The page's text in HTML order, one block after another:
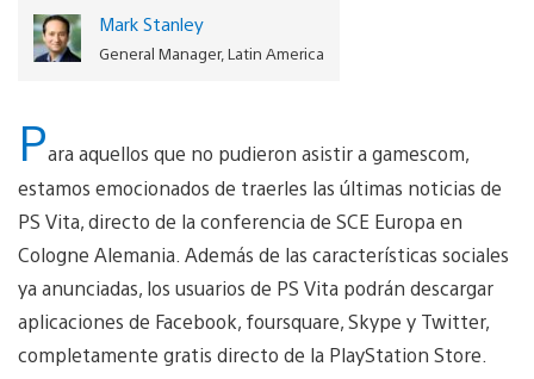
Mark Stanley
General Manager, Latin America
Para aquellos que no pudieron asistir a gamescom,
estamos emocionados de traerles las últimas noticias de
PS Vita, directo de la conferencia de SCE Europa en
Cologne Alemania. Además de las características sociales
ya anunciadas, los usuarios de PS Vita podrán descargar
aplicaciones de Facebook, foursquare, Skype y Twitter,
completamente gratis directo de la PlayStation Store.